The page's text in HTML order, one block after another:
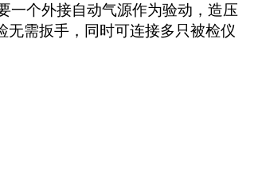
一个外接自动气源作为验动，造压
无需扳手，同时可连接多只被检仪